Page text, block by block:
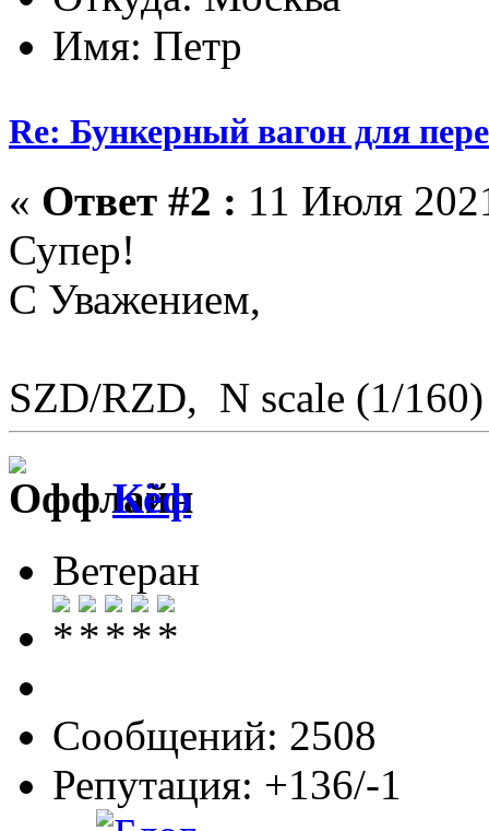
Имя: Петр
Re: Бункерный вагон для
« Ответ #2 : 11 Июля
Супер!
С Уважением,
SZD/RZD, N scale (1/
Кёф
Ветеран
Сообщений: 2508
Репутация: +136/-1